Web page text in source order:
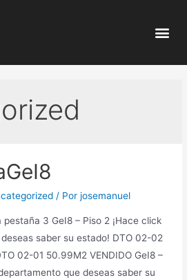
/ Porjosemanuel
3 GeI8 – Piso 2 ¡Hace click
saber su estado! DTO 02-02
02-01 50.99M2 VENDIDO GeI8 –
que deseas saber su